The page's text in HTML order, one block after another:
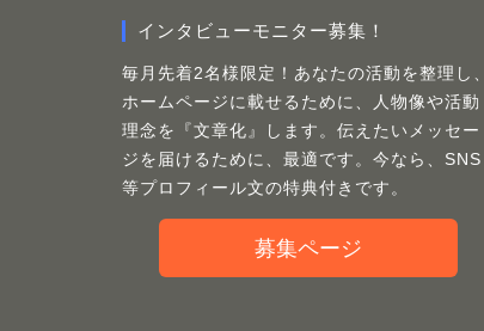
インタビューモニター募集！
毎月先着2名様限定！あなたの活動を整理し、
ホームページに載せるために、人物像や活動
理念を『文章化』します。伝えたいメッセー
ジを届けるために、最適です。今なら、SNS
等プロフィール文の特典付きです。
募集ページ